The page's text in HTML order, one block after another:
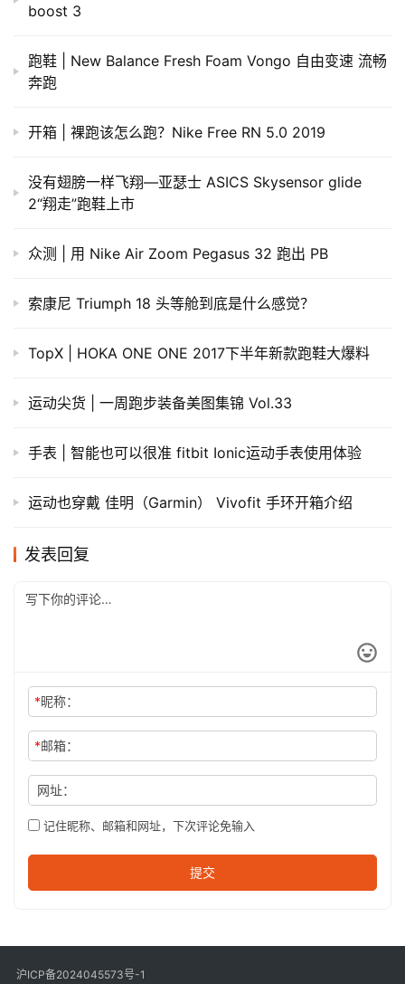
boost 3
跑鞋 | New Balance Fresh Foam Vongo 自由变速 流畅
奔跑
开箱 | 裸跑该怎么跑？Nike Free RN 5.0 2019
没有翅膀一样飞翔—亚瑟士 ASICS Skysensor glide
2“翔走”跑鞋上市
众测 | 用 Nike Air Zoom Pegasus 32 跑出 PB
索康尼 Triumph 18 头等舱到底是什么感觉？
TopX | HOKA ONE ONE 2017下半年新款跑鞋大爆料
运动尖货 | 一周跑步装备美图集锦 Vol.33
手表 | 智能也可以很准 fitbit Ionic运动手表使用体验
运动也穿戴 佳明（Garmin） Vivofit 手环开箱介绍
发表回复
*昵称：
*邮箱：
网址：
记住昵称、邮箱和网址，下次评论免输入
提交
沪ICP备2024045573号-1